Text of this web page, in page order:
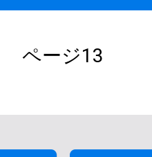
ページ13